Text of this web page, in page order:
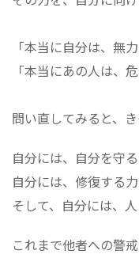
「本当に自分は、無
「本当にあの人は、
問い直してみると、
自分には、自分を守る
自分には、修復する力
そして、自分には、
これまで他者への警